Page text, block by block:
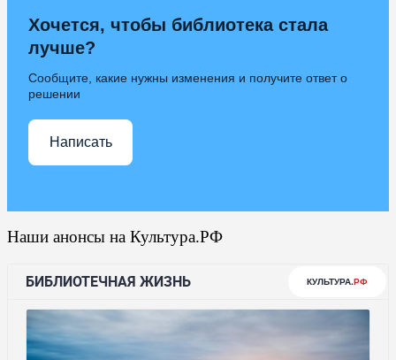
Хочется, чтобы библиотека стала
лучше?
Сообщите, какие нужны изменения и получите ответ о
решении
Написать
Наши анонсы на Культура.РФ